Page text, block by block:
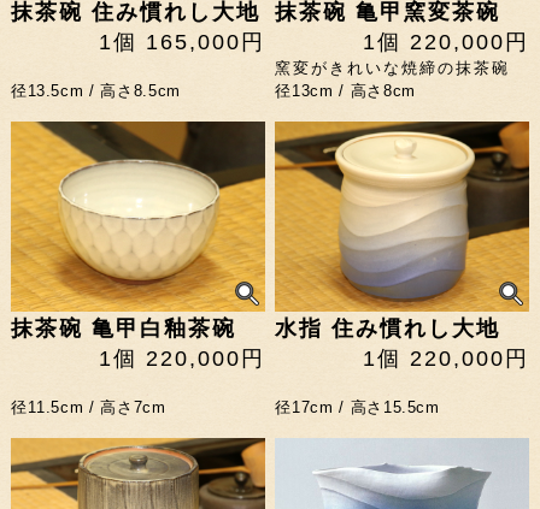
抹茶碗 住み慣れし大地
1個 165,000円
径13.5cm / 高さ8.5cm
抹茶碗 亀甲窯変茶碗
1個 220,000円
窯変がきれいな焼締の抹茶碗
径13cm / 高さ8cm
抹茶碗 亀甲白釉茶碗
1個 220,000円
径11.5cm / 高さ7cm
水指 住み慣れし大地
1個 220,000円
径17cm / 高さ15.5cm